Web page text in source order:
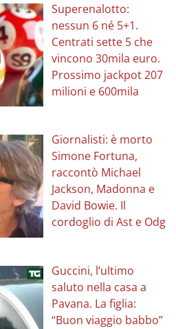
Superenalotto:
nessun 6 né 5+1.
Centrati sette 5 che
vincono 30mila euro.
Prossimo jackpot 207
milioni e 600mila
Giornalisti: è morto
Simone Fortuna,
raccontò Michael
Jackson, Madonna e
David Bowie. Il
cordoglio di Ast e Odg
Guccini, l’ultimo
saluto nella casa a
Pavana. La figlia:
“Buon viaggio babbo”